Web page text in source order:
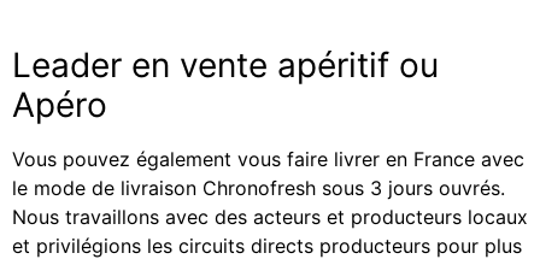
Leader en vente apéritif ou
Apéro
Vous pouvez également vous faire livrer en France avec
le mode de livraison Chronofresh sous 3 jours ouvrés.
Nous travaillons avec des acteurs et producteurs locaux
et privilégions les circuits directs producteurs pour plus